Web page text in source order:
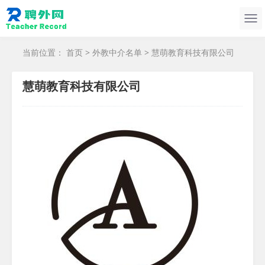
当前位置： 首页 > 外教中介名单 > 慧萌教育科技有限公司
慧萌教育科技有限公司